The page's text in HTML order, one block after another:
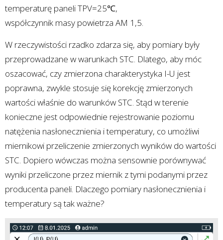
temperaturę paneli TPV=25℃,
współczynnik masy powietrza AM 1,5.
W rzeczywistości rzadko zdarza się, aby pomiary były
przeprowadzane w warunkach STC. Dlatego, aby móc
oszacować, czy zmierzona charakterystyka I-U jest
poprawna, zwykle stosuje się korekcję zmierzonych
wartości właśnie do warunków STC. Stąd w terenie
konieczne jest odpowiednie rejestrowanie poziomu
natężenia nasłonecznienia i temperatury, co umożliwi
miernikowi przeliczenie zmierzonych wyników do wartości
STC. Dopiero wówczas można sensownie porównywać
wyniki przeliczone przez miernik z tymi podanymi przez
producenta paneli. Dlaczego pomiary nasłonecznienia i
temperatury są tak ważne?